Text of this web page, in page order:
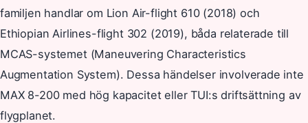
familjen handlar om Lion Air-flight 610 (2018) och
Ethiopian Airlines-flight 302 (2019), båda relaterade till
MCAS-systemet (Maneuvering Characteristics
Augmentation System). Dessa händelser involverade inte
MAX 8-200 med hög kapacitet eller TUI:s driftsättning av
flygplanet.